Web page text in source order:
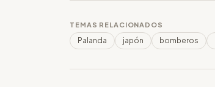
TEMAS RELACIONADOS
Palanda japón bomberos